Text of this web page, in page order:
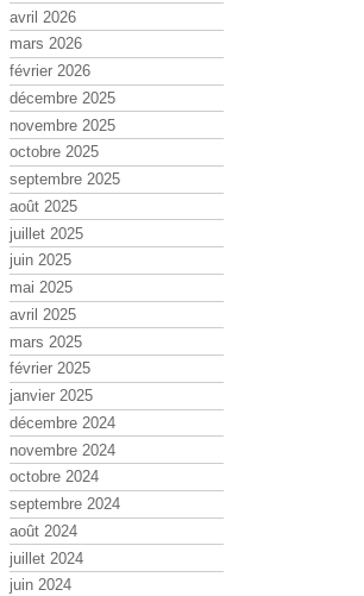
avril 2026
mars 2026
février 2026
décembre 2025
novembre 2025
octobre 2025
septembre 2025
août 2025
juillet 2025
juin 2025
mai 2025
avril 2025
mars 2025
février 2025
janvier 2025
décembre 2024
novembre 2024
octobre 2024
septembre 2024
août 2024
juillet 2024
juin 2024